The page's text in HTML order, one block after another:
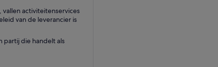
activiteitenservices
van de leverancier is
partij die handelt als